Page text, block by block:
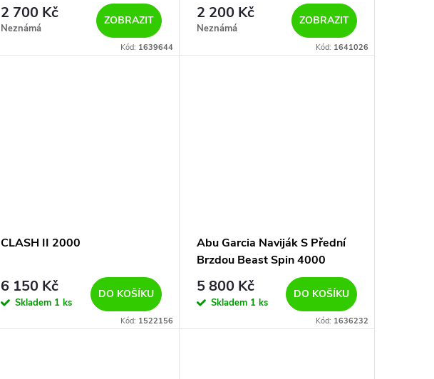
2 700 Kč
Neznámá
ZOBRAZIT
Kód: 1639644
2 200 Kč
Neznámá
ZOBRAZIT
Kód: 1641026
CLASH II 2000
6 150 Kč
Skladem 1 ks
DO KOŠÍKU
Kód: 1522156
Abu Garcia Naviják S Přední
Brzdou Beast Spin 4000
5 800 Kč
Skladem 1 ks
DO KOŠÍKU
Kód: 1636232